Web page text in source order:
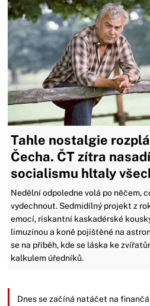
Tahle nostalgie
Čecha. ČT zítra
socialismu hltaly
Nedělní odpoledne volá po něčem,
vydechnout. Sedmidílný projekt z
emocí, riskantní kaskadérské
limuzínou a koně pojištěné na
se na příběh, kde se láska ke
kalkulem úředníků.
Dnes se začíná natáčet na